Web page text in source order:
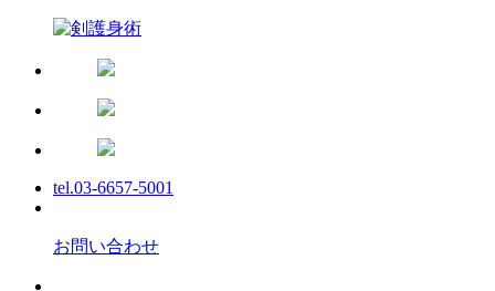
tel.03-6657-5001
お問い合わせ